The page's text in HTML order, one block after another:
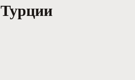
Турции